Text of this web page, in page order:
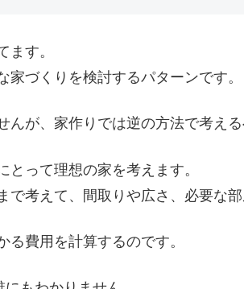
ます。
づくりを検討するパターンです。
んが、家作りでは逆の方法で考える
とって理想の家を考えます。
で考えて、間取りや広さ、必要な部
費用を計算するのです。